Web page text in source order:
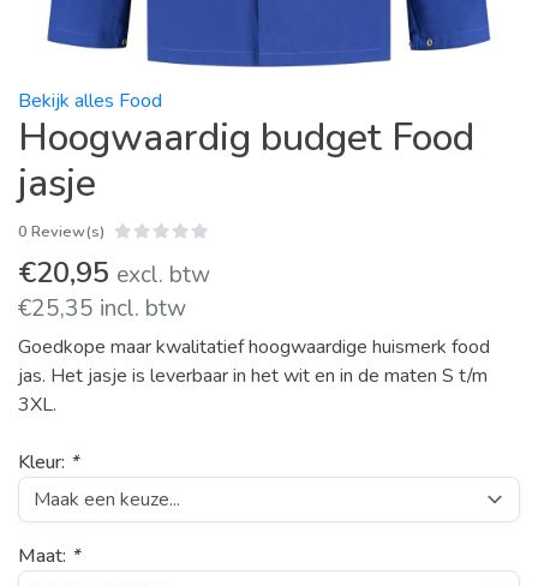
Bekijk alles Food
Hoogwaardig budget Food
jasje
0 Review(s)
€20,95 excl. btw
€25,35 incl. btw
Goedkope maar kwalitatief hoogwaardige huismerk food
jas. Het jasje is leverbaar in het wit en in de maten S t/m
3XL.
Kleur: *
Maat: *